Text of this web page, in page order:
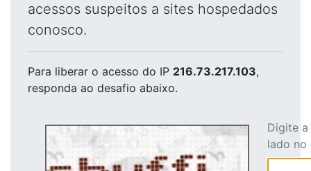
acessos suspeitos a sites hospedados
conosco.
Para liberar o acesso do IP 216.73.217.103,
responda ao desafio abaixo.
Digite
lado no